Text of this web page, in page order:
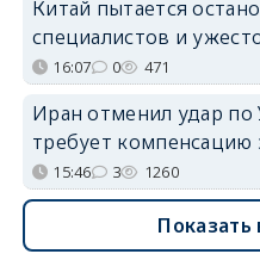
Китай пытается
специалистов и
16:07 0 471
Иран отменил удар по
требует компенсацию
15:46 3 1260
Показать